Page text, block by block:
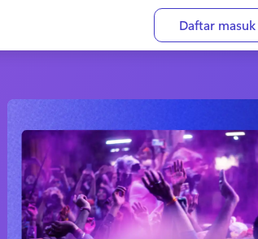
Daftar masuk